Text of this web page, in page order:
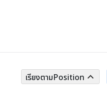
เรียงตามPosition keyboard_arrow_up